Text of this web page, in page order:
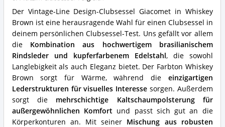
Der Vintage-Line Design-Clubsessel Giacomet in Whiskey
Brown ist eine herausragende Wahl für einen Clubsessel in
deinem persönlichen Clubsessel-Test. Uns gefällt vor allem
die Kombination aus hochwertigem brasilianischem
Rindsleder und kupferfarbenem Edelstahl, die sowohl
Langlebigkeit als auch Eleganz bietet. Der Farbton Whiskey
Brown sorgt für Wärme, während die einzigartigen
Lederstrukturen für visuelles Interesse sorgen. Außerdem
sorgt die mehrschichtige Kaltschaumpolsterung für
außergewöhnlichen Komfort und passt sich gut an die
Körperkonturen an. Mit seiner Mischung aus robusten
Edelstahl
Vorteile:
Was
spricht
für
diesen
Clubsessel?